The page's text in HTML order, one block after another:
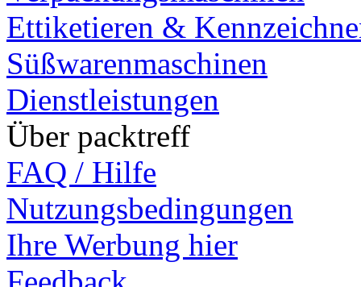
Ettiketieren &
Süßwarenmaschinen
Dienstleistungen
Über packtreff
FAQ / Hilfe
Nutzungsbedingungen
Ihre Werbung hier